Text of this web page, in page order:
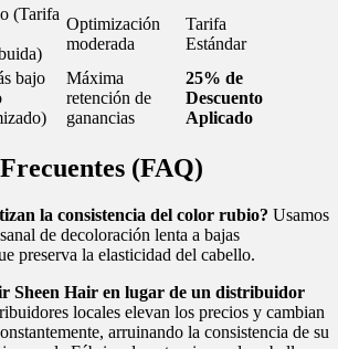
(Tarifa
Optimización
moderada
Tarifa
Estándar
bajo
Máxima
retención de
ganancias
25% de
Descuento
Aplicado
(FAQ)
la consistencia del color rubio? Usamos
de decoloración lenta a bajas
preserva la elasticidad del cabello.
Sheen Hair en lugar de un distribuidor
locales elevan los precios y cambian
arruinando la consistencia de su